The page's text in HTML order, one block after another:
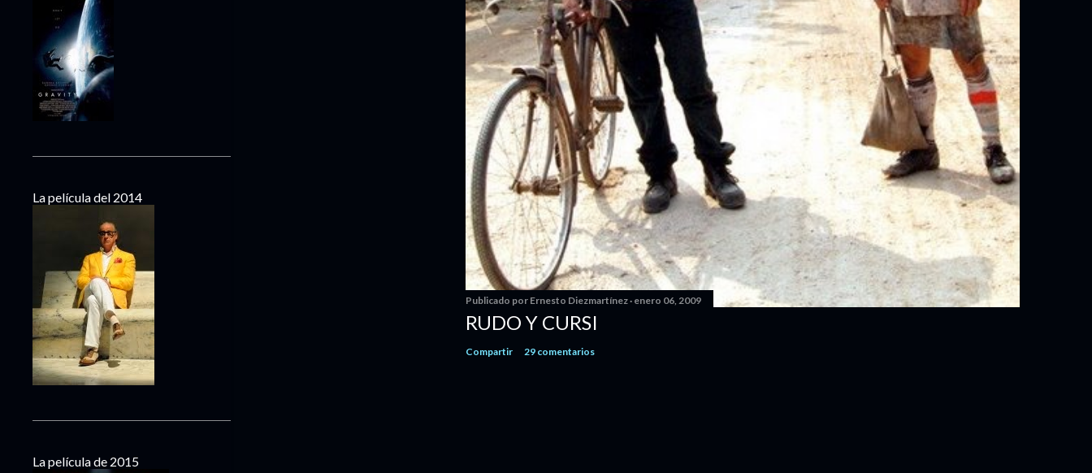
Publicado por Ernesto Diezmartínez enero 06, 2009
RUDO Y CURSI
Compartir 29 comentarios
La película del 2014
La película de 2015